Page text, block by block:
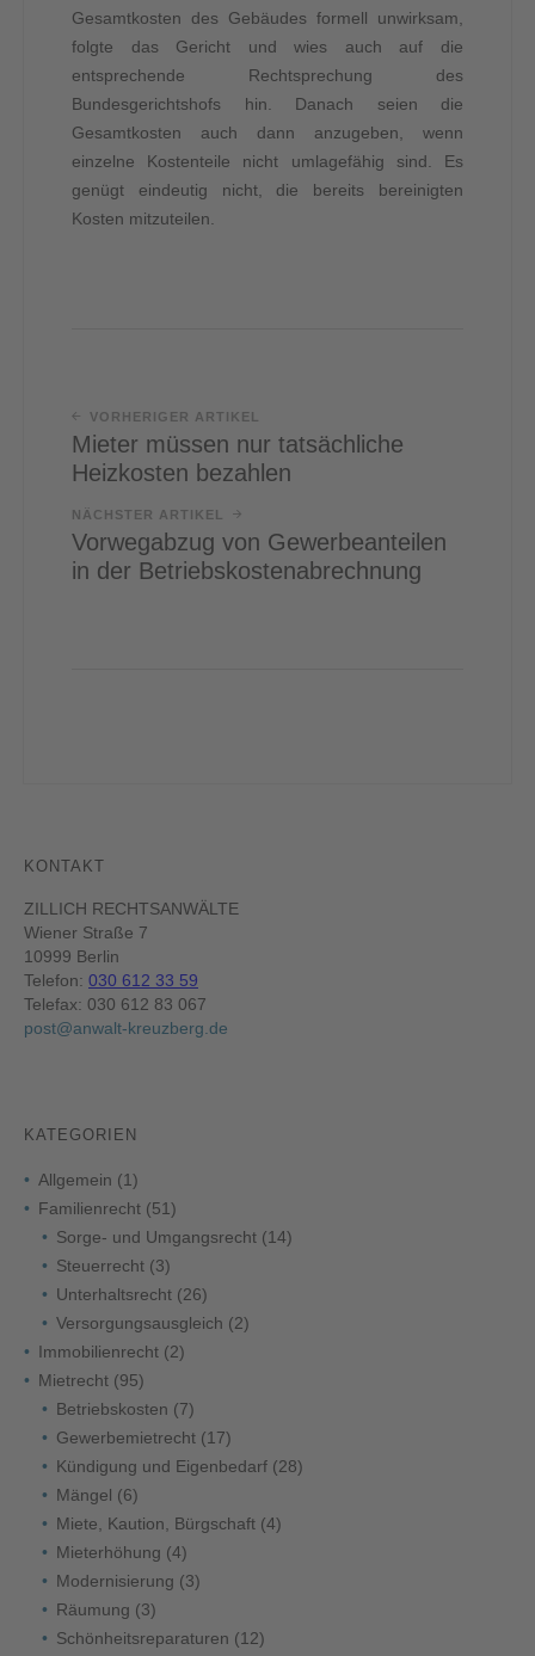
Gesamtkosten des Gebäudes formell unwirksam,
folgte das Gericht und wies auch auf die
entsprechende Rechtsprechung des
Bundesgerichtshofs hin. Danach seien die
Gesamtkosten auch dann anzugeben, wenn
einzelne Kostenteile nicht umlagefähig sind. Es
genügt eindeutig nicht, die bereits bereinigten
Kosten mitzuteilen.
VORHERIGER ARTIKEL
Mieter müssen nur tatsächliche
Heizkosten bezahlen
NÄCHSTER ARTIKEL
Vorwegabzug von Gewerbeanteilen
in der Betriebskostenabrechnung
KONTAKT
ZILLICH RECHTSANWÄLTE
Wiener Straße 7
10999 Berlin
Telefon: 030 612 33 59
Telefax: 030 612 83 067
post@anwalt-kreuzberg.de
KATEGORIEN
Allgemein (1)
Familienrecht (51)
Sorge- und Umgangsrecht (14)
Steuerrecht (3)
Unterhaltsrecht (26)
Versorgungsausgleich (2)
Immobilienrecht (2)
Mietrecht (95)
Betriebskosten (7)
Gewerbemietrecht (17)
Kündigung und Eigenbedarf (28)
Mängel (6)
Miete, Kaution, Bürgschaft (4)
Mieterhöhung (4)
Modernisierung (3)
Räumung (3)
Schönheitsreparaturen (12)